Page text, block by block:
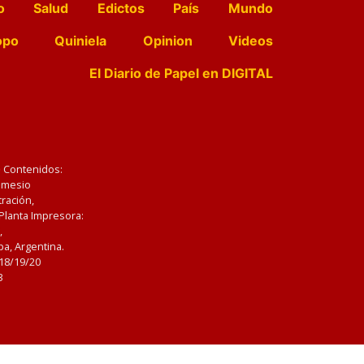
Salud Edictos País
Mundo
Quiniela Opinion
Videos
El Diario de Papel en DIGITAL
Impresora:
Argentina.
19/20